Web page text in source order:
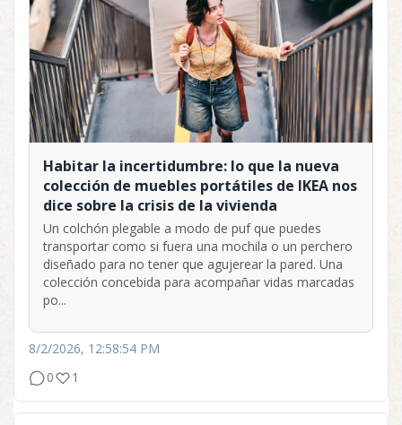
Habitar la incertidumbre: lo que la nueva
colección de muebles portátiles de IKEA nos
dice sobre la crisis de la vivienda
Un colchón plegable a modo de puf que puedes
transportar como si fuera una mochila o un perchero
diseñado para no tener que agujerear la pared. Una
colección concebida para acompañar vidas marcadas
po...
8/2/2026, 12:58:54 PM
0
1